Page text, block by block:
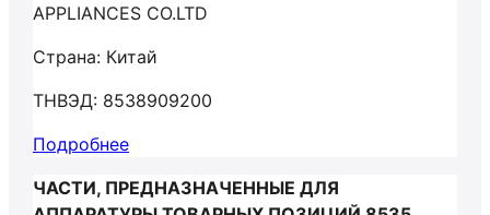
APPLIANCES CO.LTD
Страна: Китай
ТНВЭД: 8538909200
Подробнее
ЧАСТИ, ПРЕДНАЗНАЧЕННЫЕ ДЛЯ